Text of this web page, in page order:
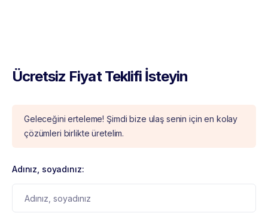
Ücretsiz Fiyat Teklifi İsteyin
Geleceğini erteleme! Şimdi bize ulaş senin için en kolay
çözümleri birlikte üretelim.
Adınız, soyadınız: